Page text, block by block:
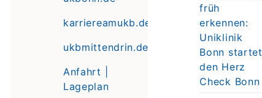
karriereamukb.de
ukbmittendrin.de
Anfahrt |
Lageplan
früh
erkennen:
Uniklinik
Bonn startet
den Herz
Check Bonn